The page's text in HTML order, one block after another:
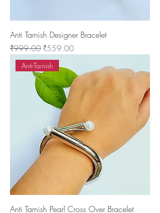
Anti Tarnish Designer Bracelet
नियमित मूल्य
₹999.00 बिक्री मूल्य
₹559.00
Anti-Tarnish
Anti Tarnish Pearl Cross Over Bracelet